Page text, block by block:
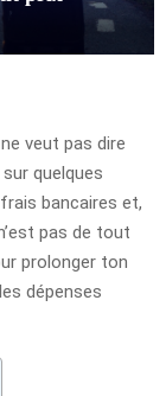
veut pas dire
quelques
bancaires et,
pas de tout
prolonger ton
dépenses